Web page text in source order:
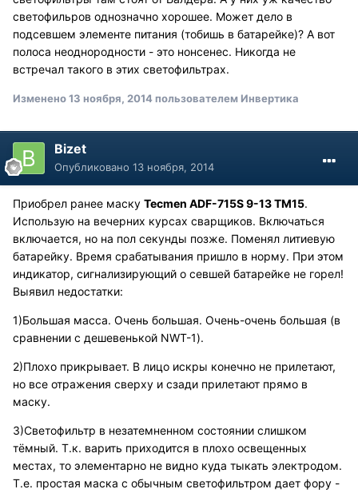
светофильров однозначно хорошее. Может дело в
подсевшем элементе питания (тобишь в батарейке)? А вот
полоса неоднородности - это нонсенес. Никогда не
встречал такого в этих светофильтрах.
Изменено13 ноября, 2014пользователем Инвертика
Bizet
Опубликовано 13 ноября, 2014
Приобрел ранее маску Tecmen ADF-715S 9-13 TM15.
Использую на вечерних курсах сварщиков. Включаться
включается, но на пол секунды позже. Поменял литиевую
батарейку. Время срабатывания пришло в норму. При этом
индикатор, сигнализирующий о севшей батарейке не горел!
Выявил недостатки:
1)Большая масса. Очень большая. Очень-очень большая (в
сравнении с дешевенькой NWT-1).
2)Плохо прикрывает. В лицо искры конечно не прилетают,
но все отражения сверху и сзади прилетают прямо в
маску.
3)Светофильтр в незатемненном состоянии слишком
тёмный. Т.к. варить приходится в плохо освещенных
местах, то элементарно не видно куда тыкать электродом.
Т.е. простая маска с обычным светофильтром дает фору -